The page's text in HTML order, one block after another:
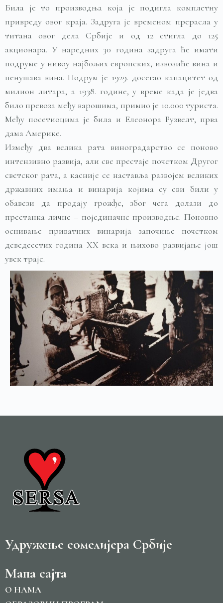
Била је то производња која је подигла комплетну
привреду овог краја. Задруга је временом прерасла у
титана овог дела Србије и од 12 стигла до 125
акционара. У наредних 30 година задруга ће имати
подруме у нивоу најбољих европских, извозиће вина и
пенушава вина. Подрум је 1929. досегао капацитет од
милион литара, а 1938. године, у време када је једва
било превоза међу варошима, примио је 10.000 туриста.
Међу посетиоцима је била и Елеонора Рузвелт, прва
дама Америке.
Између два велика рата виноградарство се поново
интензивно развија, али све престаје почетком Другог
светског рата, а касније се наставља развојем великих
државних имања и винарија којима су сви били у
обавези да продају грожђе, због чега долази до
престанка личне – појединачне производње. Поновно
оснивање приватних винарија започиње почетком
деведесетих година XX века и њихово развијање још
увек траје.
Удружење сомелијера Србије
Мапа сајта
O НАМА